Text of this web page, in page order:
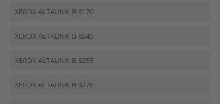
XEROX ALTALINK B 8170
XEROX ALTALINK B 8245
XEROX ALTALINK B 8255
XEROX ALTALINK B 8270